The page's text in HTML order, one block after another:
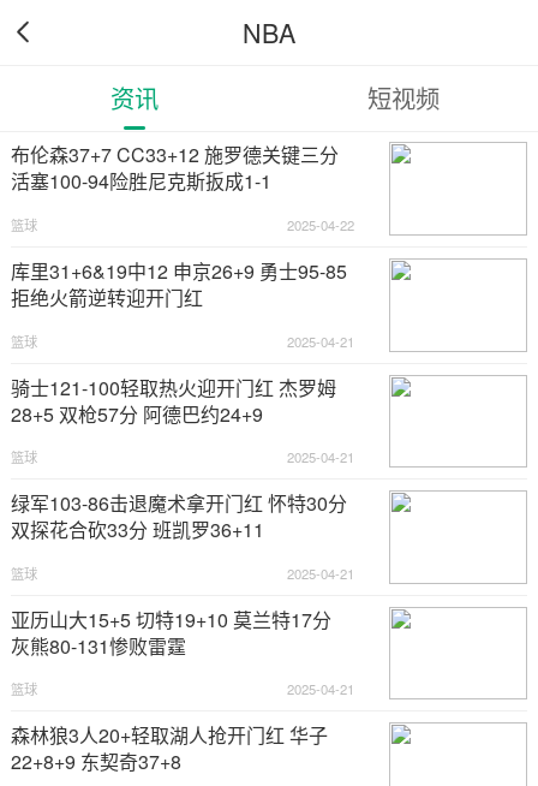
 NBA
资讯 短视频
布伦森37+7 CC33+12 施罗德关键三分
活塞100-94险胜尼克斯扳成1-1
篮球 2025-04-22
库里31+6&19中12 申京26+9 勇士95-85
拒绝火箭逆转迎开门红
篮球 2025-04-21
骑士121-100轻取热火迎开门红 杰罗姆
28+5 双枪57分 阿德巴约24+9
篮球 2025-04-21
绿军103-86击退魔术拿开门红 怀特30分
双探花合砍33分 班凯罗36+11
篮球 2025-04-21
亚历山大15+5 切特19+10 莫兰特17分
灰熊80-131惨败雷霆
篮球 2025-04-21
森林狼3人20+轻取湖人抢开门红 华子
22+8+9 东契奇37+8